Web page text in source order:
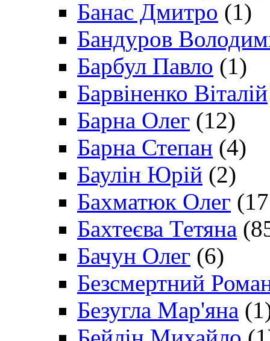
Банас Дмитро (1)
Бандуров
Барбул Павло (1)
Барвіненко Віталій
Барна Олег (12)
Барна Степан (4)
Баулін Юрій (2)
Бахматюк Олег
Бахтеєва Тетяна
Бачун Олег (6)
Безсмертний
Безугла Мар'яна